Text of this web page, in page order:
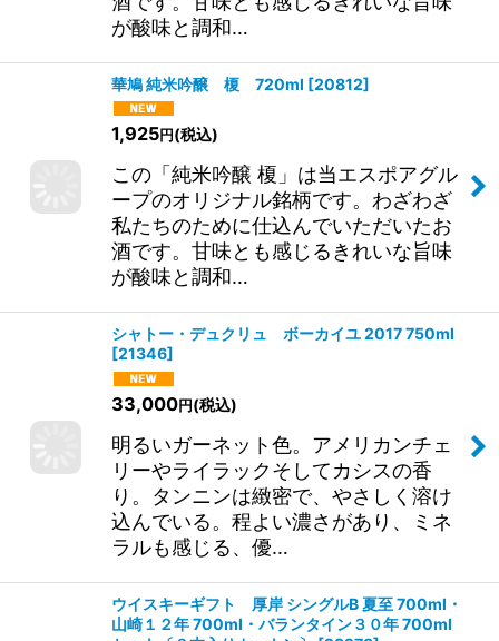
この「純米吟醸 榎」は当エスポアグル
ープのオリジナル銘柄です。わざわざ
私たちのために仕込んでいただいたお
酒です。甘味とも感じるきれいな旨味
が酸味と調和…
華鳩 純米吟醸 榎 720ml [20812]
1,925円(税込)
この「純米吟醸 榎」は当エスポアグル
ープのオリジナル銘柄です。わざわざ
私たちのために仕込んでいただいたお
酒です。甘味とも感じるきれいな旨味
が酸味と調和…
[21346]
33,000円 (税込)
明るいガーネット色。アメリカンチェ
リーやライラックそしてカシスの香
り。タンニンは緻密で、やさしく溶け
込んでいる。程よい濃さがあり、ミネ
ラルも感じる、優…